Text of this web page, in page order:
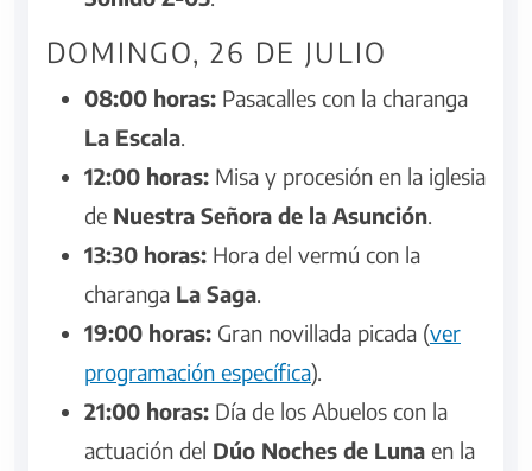
DOMINGO, 26 DE JULIO
08:00 horas: Pasacalles con la charanga
La Escala.
12:00 horas: Misa y procesión en la iglesia
de Nuestra Señora de la Asunción.
13:30 horas: Hora del vermú con la
charanga La Saga.
19:00 horas: Gran novillada picada (ver
programación específica).
21:00 horas: Día de los Abuelos con la
actuación del Dúo Noches de Luna en la